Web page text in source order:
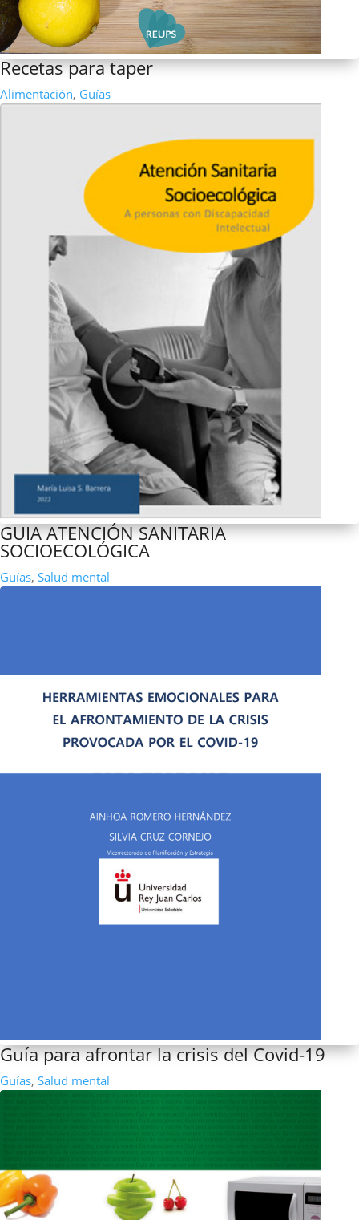
Recetas para taper
Alimentación, Guías
GUIA ATENCIÓN SANITARIA
SOCIOECOLÓGICA
Guías, Salud mental
Guía para afrontar la crisis del Covid-19
Guías, Salud mental